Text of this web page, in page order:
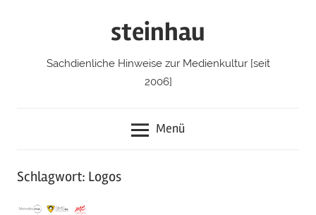
steinhau
Sachdienliche Hinweise zur Medienkultur [seit
2006]
Menü
Schlagwort: Logos